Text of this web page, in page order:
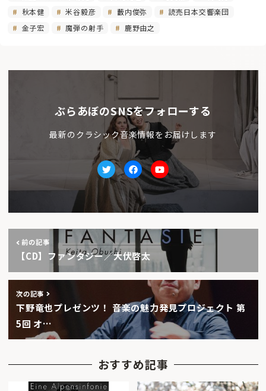
秋本健
米谷毅彦 藪内俊弥
読売日本交響楽団
金子宏
魔弾の射手 鹿野由之
ぶらあぼのSNSをフォローする
最新のクラシック音楽情報をお届けします
TwitterfacebookYoutube
前の記事
【CD】ファンタジー／大伏啓太
次の記事
下野竜也プレゼンツ！ 音楽の魅力発見プロジェクト 第
5回 オ…
おすすめ記事